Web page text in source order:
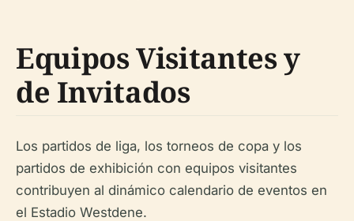
Equipos Visitantes y
de Invitados
Los partidos de liga, los torneos de copa y los
partidos de exhibición con equipos visitantes
contribuyen al dinámico calendario de eventos en
el Estadio Westdene.